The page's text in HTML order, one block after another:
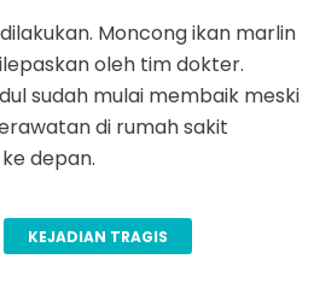
Moncong ikan marlin
oleh tim dokter.
sudah mulai membaik meski
di rumah sakit
depan.
KEJADIAN TRAGIS